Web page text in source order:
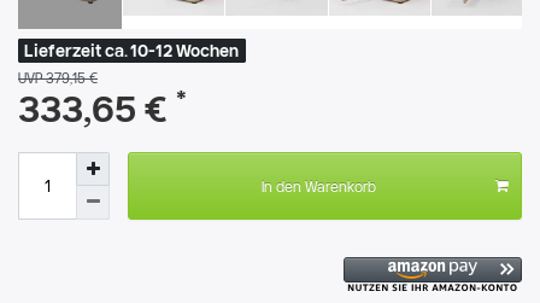
Lieferzeit ca. 10-12 Wochen
UVP 379,15 €
333,65 € *
In den Warenkorb